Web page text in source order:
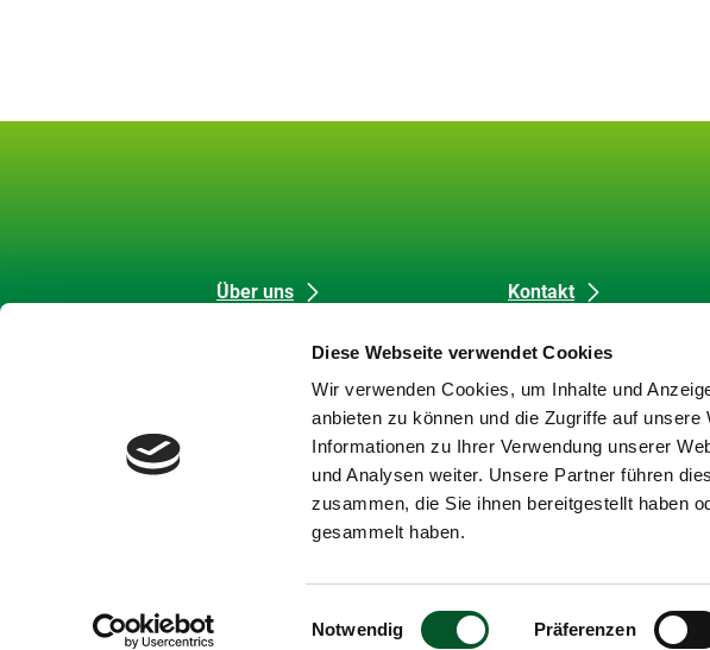
Diese Webseite verwendet Cookies
Wir verwenden Cookies, um Inhalte und
anbieten zu können und die Zugriffe auf
Informationen zu Ihrer Verwendung unserer
und Analysen weiter. Unsere Partner führen
zusammen, die Sie ihnen bereitgestellt haben
gesammelt haben.
Einwilligungsauswahl
Notwendig Präferenzen
Unsere
Über uns
Strategische Aufgaben
Datenschutz
Barrierefreiheit
Kontakt
Cookie-Erklärung
Datenschutz
Impressum
Barrierefreiheit
Barriere melden